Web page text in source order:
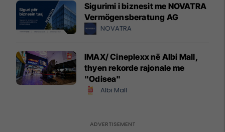
Sigurimi i biznesit me NOVATRA
Vermögensberatung AG
NOVATRA
IMAX/ Cineplexx në Albi Mall,
thyen rekorde rajonale me
"Odisea"
Albi Mall